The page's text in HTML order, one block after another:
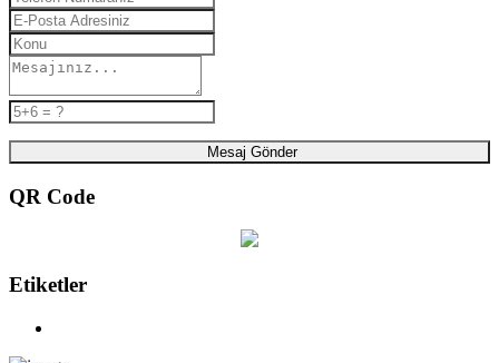
Mesaj Gönder
QR Code
Etiketler